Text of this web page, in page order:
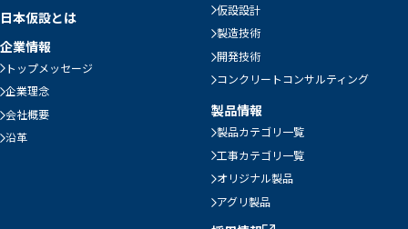
日本仮設とは
企業情報
トップメッセージ
企業理念
会社概要
沿革
仮設設計
製造技術
開発技術
コンクリートコンサルティング
製品情報
製品カテゴリ一覧
工事カテゴリ一覧
オリジナル製品
アグリ製品